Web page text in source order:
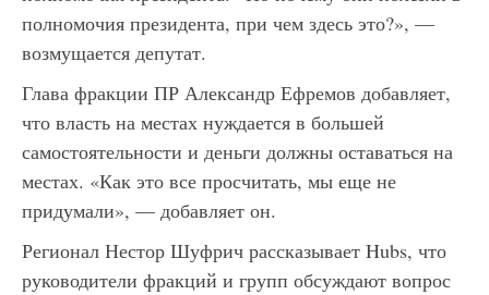
полномочия президента, при чем здесь это?», —
возмущается депутат.
Глава фракции ПР Александр Ефремов добавляет,
что власть на местах нуждается в большей
самостоятельности и деньги должны оставаться на
местах. «Как это все просчитать, мы еще не
придумали», — добавляет он.
Регионал Нестор Шуфрич рассказывает Hubs, что
руководители фракций и групп обсуждают вопрос